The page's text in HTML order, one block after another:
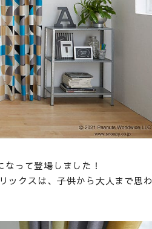
って登場しました！
ックスは、子供から大人まで思わ